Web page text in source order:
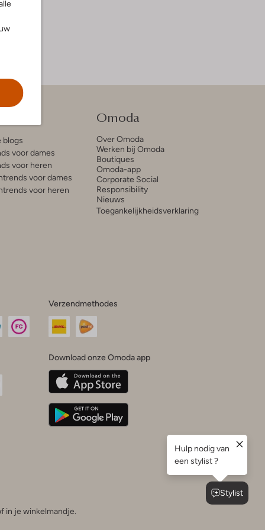
blogs
voor dames
voor heren
voor dames
voor heren
Omoda
Over Omoda
Werken bij Omoda
Boutiques
Omoda-app
Corporate Social
Responsibility
Nieuws
Toegankelijkheidsverklaring
Verzendmethodes
Download onze Omoda app
in je winkelmandje.